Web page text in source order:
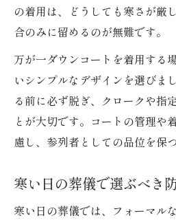
の着用は、どうしても寒さが厳
合のみに留めるのが無難です。
万が一ダウンコートを着用する
いシンプルなデザインを選びま
る前に必ず脱ぎ、クロークや指
とが大切です。コートの管理や
慮し、参列者としての品位を保
寒い日の葬儀で選ぶべき
寒い日の葬儀では、フォーマル